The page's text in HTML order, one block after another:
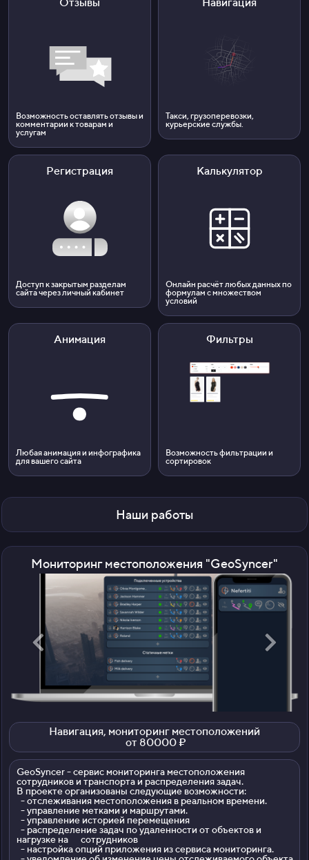
Возможность оставлять отзывы и
комментарии к товарам и
услугам
Такси, грузоперевозки,
курьерские службы.
Регистрация
Доступ к закрытым разделам
сайта через личный кабинет
Калькулятор
Онлайн расчёт любых данных по
формулам с множеством
условий
Анимация
Любая анимация и инфографика
для вашего сайта
Фильтры
Возможность фильтрации и
сортировок
Наши работы
Мониторинг местоположения "GeoSyncer"
Навигация, мониторинг местоположений
от 80000 ₽
GeoSyncer - сервис мониторинга местоположения
сотрудников и транспорта и распределения задач.
В проекте организованы следующие возможности:
- отслеживания местоположения в реальном времени.
- управление метками и маршрутами.
- управление историей перемещения
- распределение задач по удаленности от объектов и
нагрузке на сотрудников
- настройка опций приложения из сервиса мониторинга.